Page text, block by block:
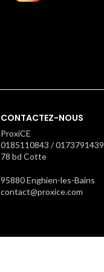
CONTACTEZ-NOUS
ProxiCE
0185110843 / 0173791439
78 bd Cotte
95880 Enghien-les-Bains
contact@proxice.com